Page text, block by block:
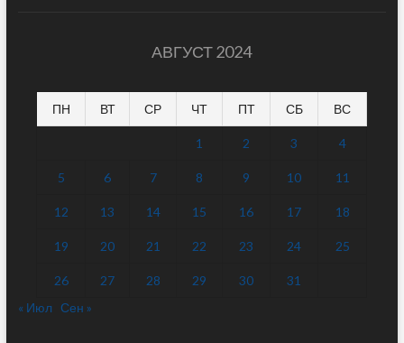
АВГУСТ 2024
ПН ВТ СР ЧТ ПТ СБ ВС
1 2 3 4
5 6 7 8 9 10 11
12 13 14 15 16 17 18
19 20 21 22 23 24 25
26 27 28 29 30
31
« Июл Сен »